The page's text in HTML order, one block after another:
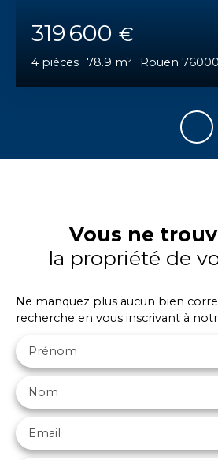
319 600 €
4 pièces 78.9 m² Rouen 76000
Vous ne
la propriété de
Ne manquez plus aucun bien
recherche en vous inscrivant à
Prénom
Nom
Email